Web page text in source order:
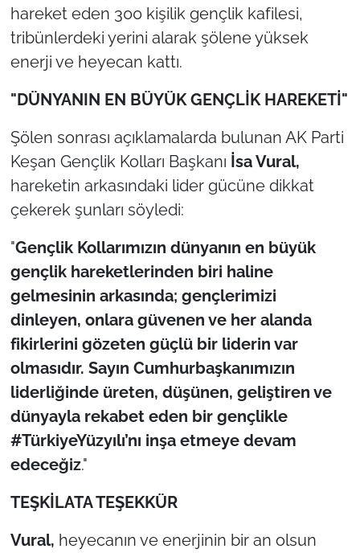
hareket eden 300 kişilik gençlik kafilesi,
tribünlerdeki yerini alarak şölene yüksek
enerji ve heyecan kattı.
"DÜNYANIN EN BÜYÜK GENÇLİK HAREKETİ"
Şölen sonrası açıklamalarda bulunan AK Parti
Keşan Gençlik Kolları Başkanı İsa Vural,
hareketin arkasındaki lider gücüne dikkat
çekerek şunları söyledi:
"Gençlik Kollarımızın dünyanın en büyük
gençlik hareketlerinden biri haline
gelmesinin arkasında; gençlerimizi
dinleyen, onlara güvenen ve her alanda
fikirlerini gözeten güçlü bir liderin var
olmasıdır. Sayın Cumhurbaşkanımızın
liderliğinde üreten, düşünen, geliştiren ve
dünyayla rekabet eden bir gençlikle
#TürkiyeYüzyılı’nı inşa etmeye devam
edeceğiz."
TEŞKİLATA TEŞEKKÜR
Vural, heyecanın ve enerjinin bir an olsun
Genel-A